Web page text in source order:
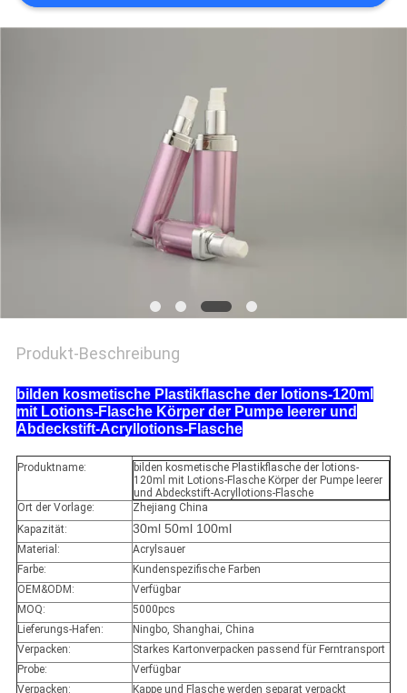
PRIVACY
Produkt-Beschreibung
bilden kosmetische Plastikflasche der lotions-120ml
mit Lotions-Flasche Körper der Pumpe leerer und
Abdeckstift-Acryllotions-Flasche
Produktname:
bilden kosmetische Plastikflasche der lotions-
120ml mit Lotions-Flasche Körper der Pumpe leerer
und Abdeckstift-Acryllotions-Flasche
Ort der Vorlage:
Zhejiang China
Kapazität:
30ml 50ml 100ml
Material:
Acrylsauer
Farbe:
Kundenspezifische Farben
OEM&ODM:
Verfügbar
MOQ:
5000pcs
Lieferungs-Hafen:
Ningbo, Shanghai, China
Verpacken:
Starkes Kartonverpacken passend für Ferntransport
Probe:
Verfügbar
Verpacken:
Kappe und Flasche werden separat verpackt